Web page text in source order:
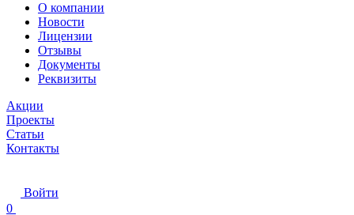
О компании
Новости
Лицензии
Отзывы
Документы
Реквизиты
Акции
Проекты
Статьи
Контакты
Войти
0